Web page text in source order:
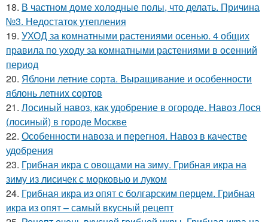
18. В частном доме холодные полы, что делать. Причина
№3. Недостаток утепления
19. УХОД за комнатными растениями осенью. 4 общих
правила по уходу за комнатными растениями в осенний
период
20. Яблони летние сорта. Выращивание и особенности
яблонь летних сортов
21. Лосиный навоз, как удобрение в огороде. Навоз Лося
(лосиный) в городе Москве
22. Особенности навоза и перегноя. Навоз в качестве
удобрения
23. Грибная икра с овощами на зиму. Грибная икра на
зиму из лисичек с морковью и луком
24. Грибная икра из опят с болгарским перцем. Грибная
икра из опят – самый вкусный рецепт